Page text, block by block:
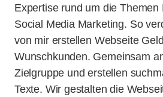
Expertise rund um die Themen
Social Media Marketing. So
von mir erstellen Webseite
Wunschkunden. Gemeinsam
Zielgruppe und erstellen
Texte. Wir gestalten die